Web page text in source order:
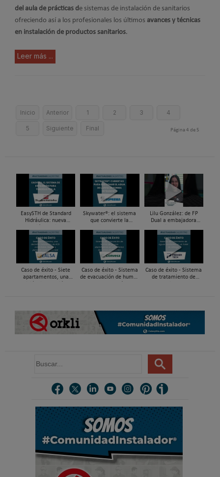
del aula de prácticas de sistemas de instalación de sanitarios
ofreciendo así a los profesionales los últimos avances y técnicas
en instalación de productos sanitarios.
Leer más ...
Inicio Anterior 1 2 3 4
5 Siguiente Final Página 4 de 5
EasySTH de Standard
Hidráulica: nueva
de expansión para
tuberías PEX
Skywater®: el sistema
que convierte la
infraestructura activa de
gestión del agua...
Lilu González: de FP
Dual a embajadora
| Mecatrónica Industrial
Caso de éxito - Siete
apartamentos, una
Caso de éxito - Sistema
de evacuación de humos
Caso de éxito - Sistema
de tratamiento de
u
r
.